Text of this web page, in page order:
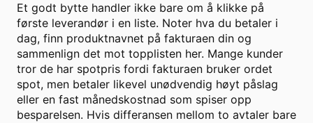
Et godt bytte handler ikke bare om å klikke på
første leverandør i en liste. Noter hva du betaler i
dag, finn produktnavnet på fakturaen din og
sammenlign det mot topplisten her. Mange kunder
tror de har spotpris fordi fakturaen bruker ordet
spot, men betaler likevel unødvendig høyt påslag
eller en fast månedskostnad som spiser opp
besparelsen. Hvis differansen mellom to avtaler bare